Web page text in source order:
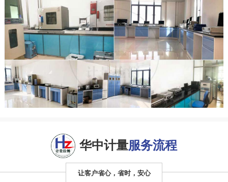
华中计量服务流程
让客户省心，省时，安心